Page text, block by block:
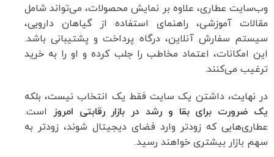
وب‌سایت عطاری، علاوه بر نمایش محصولات، می‌تواند شامل
مقالات آموزشی، راهنمای استفاده از گیاهان دارویی،
سیستم سفارش آنلاین، درگاه پرداخت و پشتیبانی باشد.
این امکانات، اعتماد مخاطب را جلب کرده و او را به خرید
ترغیب می‌کنند.
در نهایت، داشتن یک سایت فقط یک انتخاب نیست، بلکه
یک ضرورت برای بقا و رشد در بازار رقابتی امروز
است.
عطاری‌هایی که زودتر وارد فضای دیجیتال شوند، زودتر به
سهم بازار بیشتری خواهند رسید.